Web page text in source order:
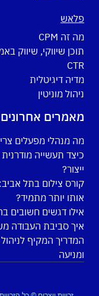
פלאש
מה זה CPM
תוכן שיווקי, שיווק
CTR
מדיה דיגיטלית
ניהול מוניטין
מאמרים אחרונים
מה מנהלי מפעלים
כיצד תעשייה
ייצור?
אותו יותר מתמיד?
אילו דגשים חשובים
איך סביבת העבודה
המדריך המקיף
ומניעה